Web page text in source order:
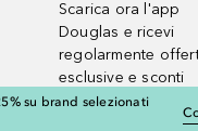
Scarica ora l'app
Douglas e ricevi
regolarmente
esclusive e sconti
su brand selezionati